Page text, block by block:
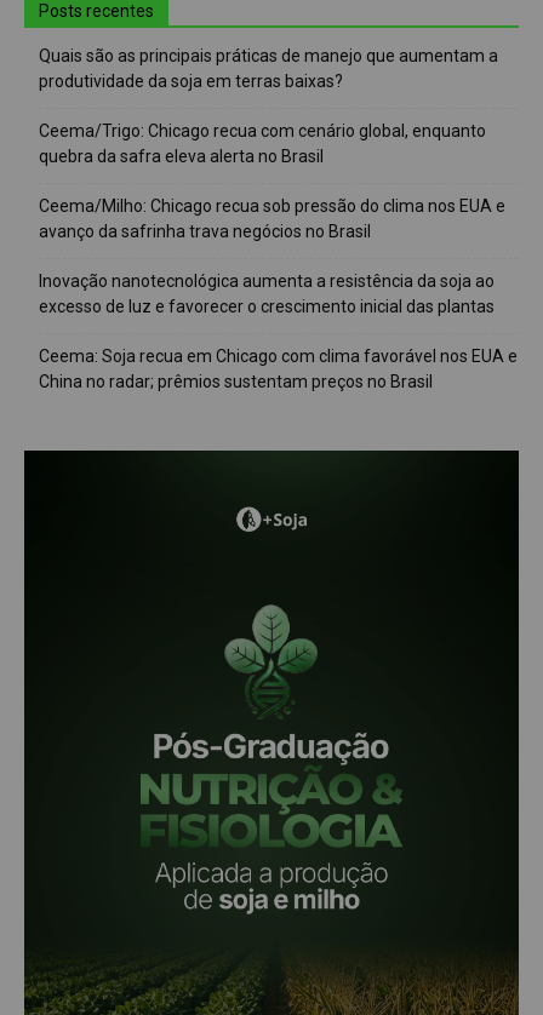
Posts recentes
Quais são as principais práticas de manejo que aumentam a
produtividade da soja em terras baixas?
Ceema/Trigo: Chicago recua com cenário global, enquanto
quebra da safra eleva alerta no Brasil
Ceema/Milho: Chicago recua sob pressão do clima nos EUA e
avanço da safrinha trava negócios no Brasil
Inovação nanotecnológica aumenta a resistência da soja ao
excesso de luz e favorecer o crescimento inicial das plantas
Ceema: Soja recua em Chicago com clima favorável nos EUA e
China no radar; prêmios sustentam preços no Brasil